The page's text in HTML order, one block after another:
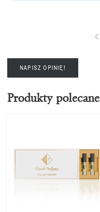
NAPISZ OPINIĘ!
Produkty polecane